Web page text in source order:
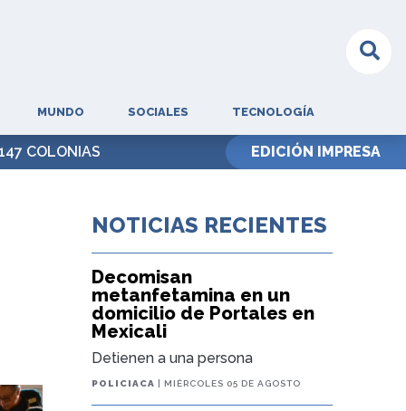
MUNDO SOCIALES TECNOLOGÍA
COLONIAS EDICIÓN IMPRESA
NOTICIAS RECIENTES
Decomisan
metanfetamina en un
domicilio de Portales en
Mexicali
Detienen a una persona
POLICIACA | MIÉRCOLES 05 DE AGOSTO